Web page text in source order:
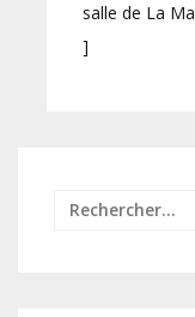
salle de La
]
Rechercher :